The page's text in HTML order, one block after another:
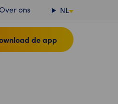
ons NL
de app